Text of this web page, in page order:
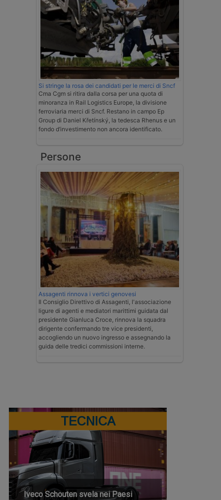
Si stringe la rosa dei candidati per le merci di Sncf
Cma Cgm si ritira dalla corsa per una quota di
minoranza in Rail Logistics Europe, la divisione
ferroviaria merci di Sncf. Restano in campo Ep
Group di Daniel Křetínský, la tedesca Rhenus e un
fondo d’investimento non ancora identificato.
Persone
Assagenti rinnova i vertici genovesi
Il Consiglio Direttivo di Assagenti, l'associazione
ligure di agenti e mediatori marittimi guidata dal
presidente Gianluca Croce, rinnova la squadra
dirigente confermando tre vice presidenti,
accogliendo un nuovo ingresso e assegnando la
guida delle tredici commissioni interne.
TECNICA
Iveco Schouten svela nei Paesi